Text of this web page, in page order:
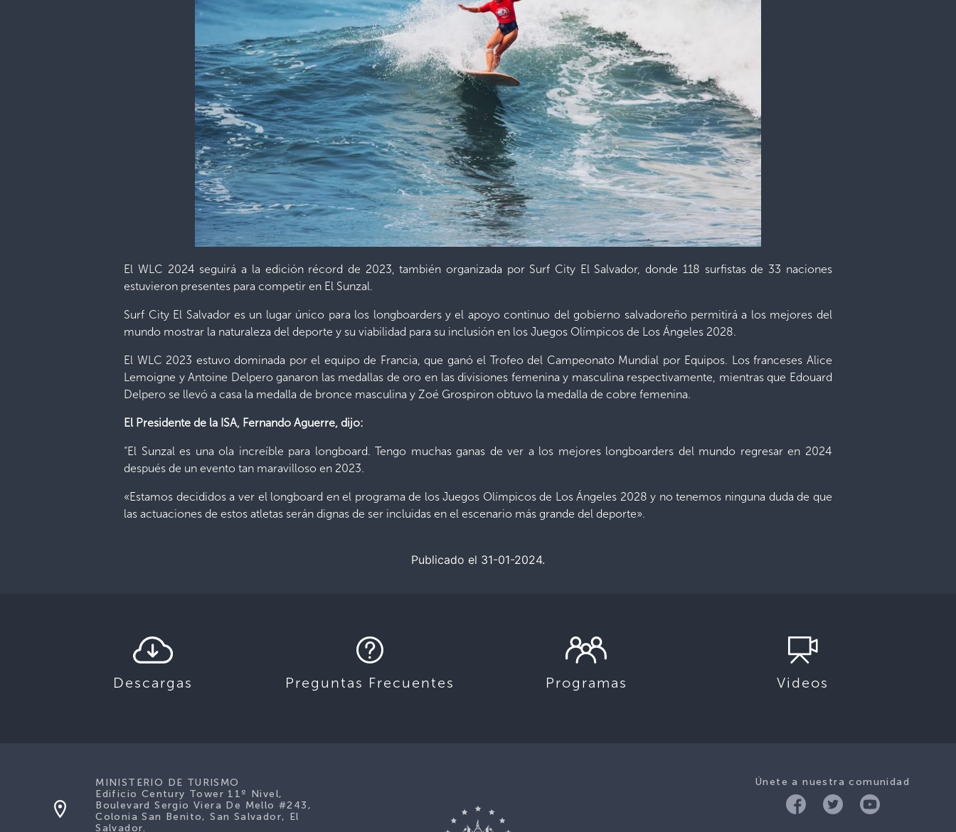
El WLC 2024 seguirá a la edición récord de 2023, también organizada por Surf City El Salvador, donde 118 surfistas de 33 naciones
estuvieron presentes para competir en El Sunzal.
Surf City El Salvador es un lugar único para los longboarders y el apoyo continuo del gobierno salvadoreño permitirá a los mejores del
mundo mostrar la naturaleza del deporte y su viabilidad para su inclusión en los Juegos Olímpicos de Los Ángeles 2028.
El WLC 2023 estuvo dominada por el equipo de Francia, que ganó el Trofeo del Campeonato Mundial por Equipos. Los franceses Alice
Lemoigne y Antoine Delpero ganaron las medallas de oro en las divisiones femenina y masculina respectivamente, mientras que Edouard
Delpero se llevó a casa la medalla de bronce masculina y Zoé Grospiron obtuvo la medalla de cobre femenina.
El Presidente de la ISA, Fernando Aguerre, dijo:
“El Sunzal es una ola increíble para longboard. Tengo muchas ganas de ver a los mejores longboarders del mundo regresar en 2024
después de un evento tan maravilloso en 2023.
«Estamos decididos a ver el longboard en el programa de los Juegos Olímpicos de Los Ángeles 2028 y no tenemos ninguna duda de que
las actuaciones de estos atletas serán dignas de ser incluidas en el escenario más grande del deporte».
Publicado el 31-01-2024.
Descargas Preguntas Frecuentes Programas Videos
Únete a nuestra comunidad
MINISTERIO DE TURISMO
Edificio Century Tower 11º Nivel,
Boulevard Sergio Viera De Mello #243,
Colonia San Benito, San Salvador, El
Salvador.